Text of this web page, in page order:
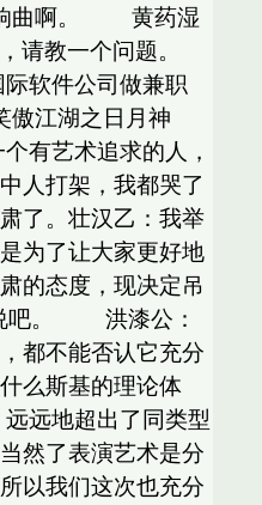
响曲啊。 黄药湿
教一个问题。
软件公司做兼职
江湖之日月神
有艺术追求的人，
人打架，我都哭了
了。壮汉乙：我举
为了让大家更好地
的态度，现决定吊
吧。 洪漆公：
都不能否认它充分
么斯基的理论体
远地超出了同类型
然了表演艺术是分
以我们这次也充分